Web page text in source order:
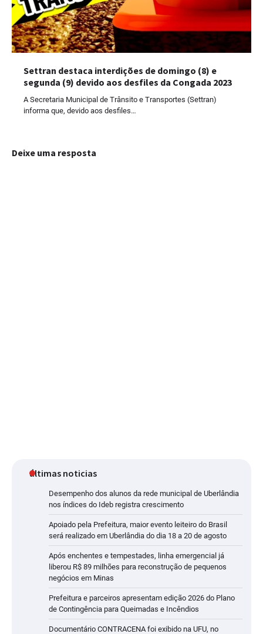
Settran destaca interdições de domingo (8) e
segunda (9) devido aos desfiles da Congada 2023
A Secretaria Municipal de Trânsito e Transportes (Settran)
informa que, devido aos desfiles…
Deixe uma resposta
últimas noticias
Desempenho dos alunos da rede municipal de Uberlândia
nos índices do Ideb registra crescimento
Apoiado pela Prefeitura, maior evento leiteiro do Brasil
será realizado em Uberlândia do dia 18 a 20 de agosto
Após enchentes e tempestades, linha emergencial já
liberou R$ 89 milhões para reconstrução de pequenos
negócios em Minas
Prefeitura e parceiros apresentam edição 2026 do Plano
de Contingência para Queimadas e Incêndios
Documentário CONTRACENA foi exibido na UFU, no